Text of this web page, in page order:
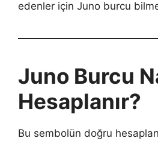
edenler için Juno burcu
Juno Burcu
Hesaplanır?
Bu sembolün doğru